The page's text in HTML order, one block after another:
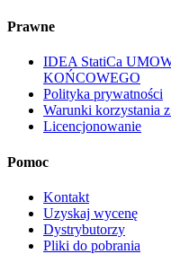
Prawne
IDEA StatiCa
KOŃCOWEGO
Polityka prywatności
Warunki korzystania
Licencjonowanie
Pomoc
Kontakt
Uzyskaj wycenę
Dystrybutorzy
Pliki do pobrania